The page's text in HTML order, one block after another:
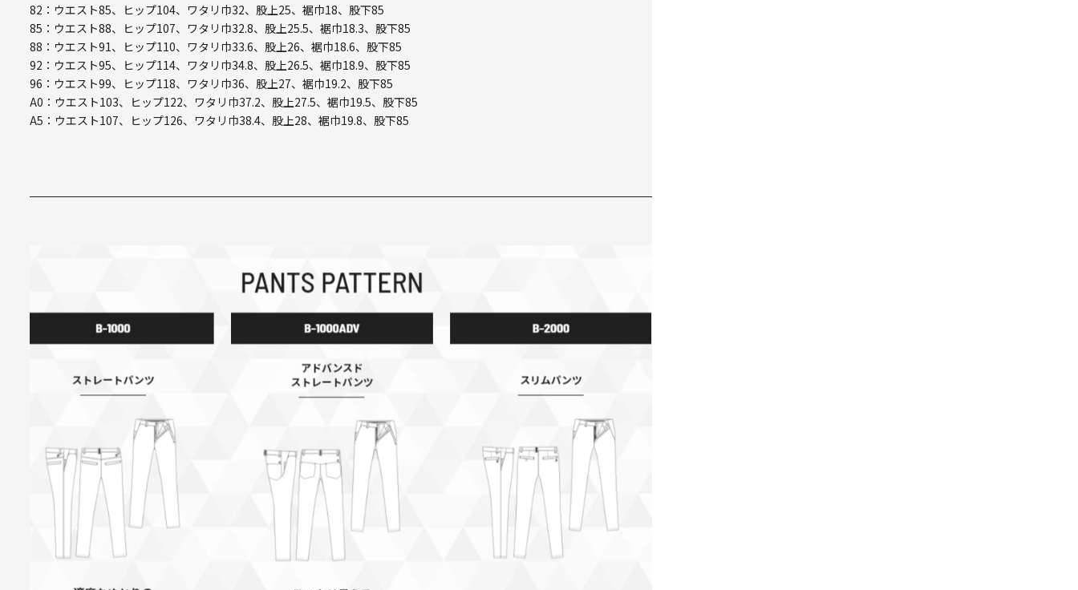
82：ウエスト85、ヒップ104、ワタリ巾32、股上25、裾巾18、股下85
85：ウエスト88、ヒップ107、ワタリ巾32.8、股上25.5、裾巾18.3、股下85
88：ウエスト91、ヒップ110、ワタリ巾33.6、股上26、裾巾18.6、股下85
92：ウエスト95、ヒップ114、ワタリ巾34.8、股上26.5、裾巾18.9、股下85
96：ウエスト99、ヒップ118、ワタリ巾36、股上27、裾巾19.2、股下85
A0：ウエスト103、ヒップ122、ワタリ巾37.2、股上27.5、裾巾19.5、股下85
A5：ウエスト107、ヒップ126、ワタリ巾38.4、股上28、裾巾19.8、股下85